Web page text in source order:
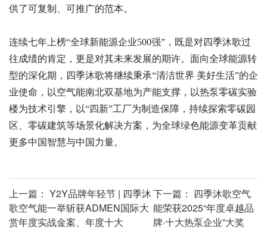
供了可复制、可推广的范本。
连续七年上榜“全球新能源企业500强”，既是对四季沐歌过
往成绩的肯定，更是对其未来发展的期许。面向全球能源转
型的深化期，四季沐歌将继续秉承“清洁世界 美好生活”的企
业使命，以空气能南北双基地为产能支撑，以热泵零碳实验
楼为技术引擎，以“四新”工厂为制造保障，持续探索零碳园
区、零碳建筑等场景化解决方案，为全球绿色能源变革贡献
更多中国智慧与中国力量。
上一篇： Y2Y品牌年轻节 | 四季沐
歌空气能一举斩获ADMEN国际大
赏年度实战金案、年度十大
下一篇： 四季沐歌空气
能荣获2025“年度卓越品
牌·十大热泵企业”大奖